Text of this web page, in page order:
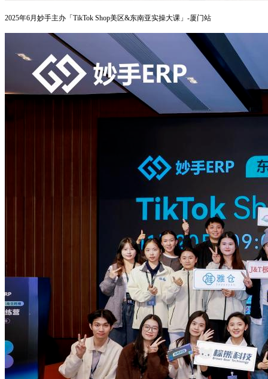
2025年6月 妙手主办「TikTok Shop美区&东南亚实操大课」-厦门站